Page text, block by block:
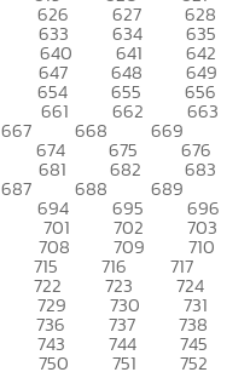
626 627 628
633 634 635
640 641 642
647 648 649
654 655 656
661 662 663
667 668 669
674 675 676
681 682 683
687 688 689
694 695 696
701 702 703
708 709 710
715 716 717
722 723 724
729 730 731
736 737 738
743 744 745
750 751 752